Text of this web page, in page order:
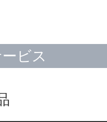
ビス